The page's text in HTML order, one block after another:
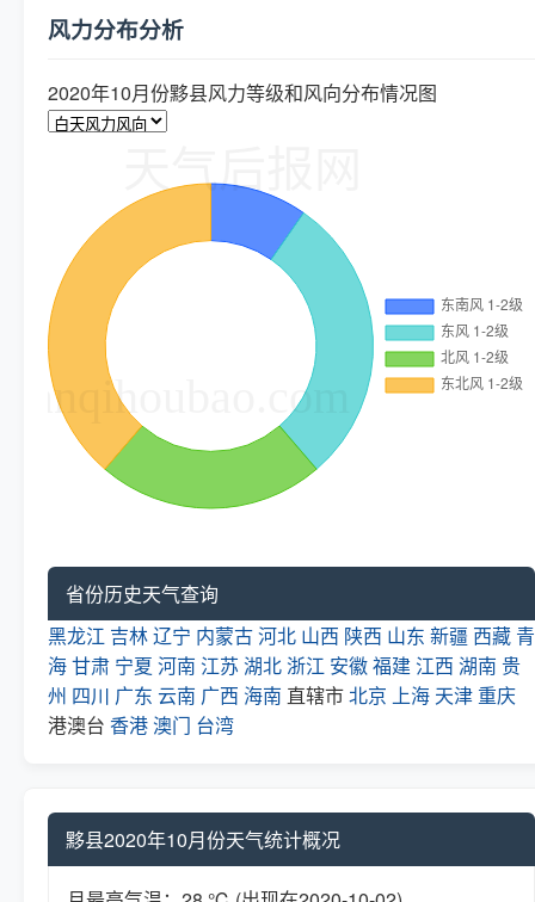
风力分布分析
2020年10月份黟县风力等级和风向分布情况图
省份历史天气查询
黑龙江 吉林辽宁 内蒙古河北 山西 陕西 山东 新疆 西藏 青
海甘肃 宁夏 河南 江苏 湖北 浙江 安徽福建 江西 湖南 贵
州 四川 广东 云南 广西 海南 直辖市北京 上海 天津 重庆
港澳台 香港澳门 台湾
黟县2020年10月份天气统计概况